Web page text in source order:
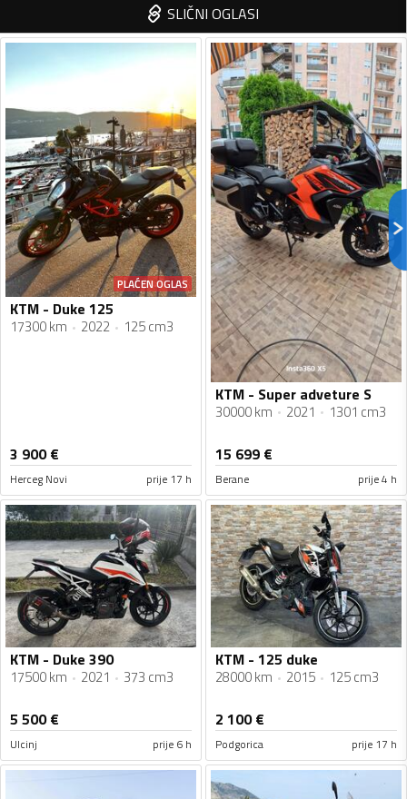
SLIČNI OGLASI
PLAĆEN OGLAS
KTM - Duke 125
17300 km 2022 125 cm3
3 900€
Herceg Novi prije 17 h
KTM - Super adveture S
30000 km 2021 1301 cm3
15 699 €
Berane prije 4 h
KTM - Duke 390
17500 km 2021 373 cm3
5 500€
Ulcinj prije 6 h
KTM - 125 duke
28000 km 2015 125 cm3
2 100€
Podgorica prije 17 h